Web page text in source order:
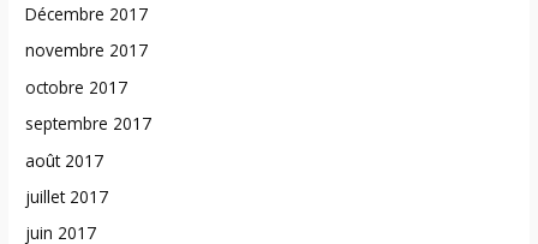
Décembre 2017
novembre 2017
octobre 2017
septembre 2017
août 2017
juillet 2017
juin 2017